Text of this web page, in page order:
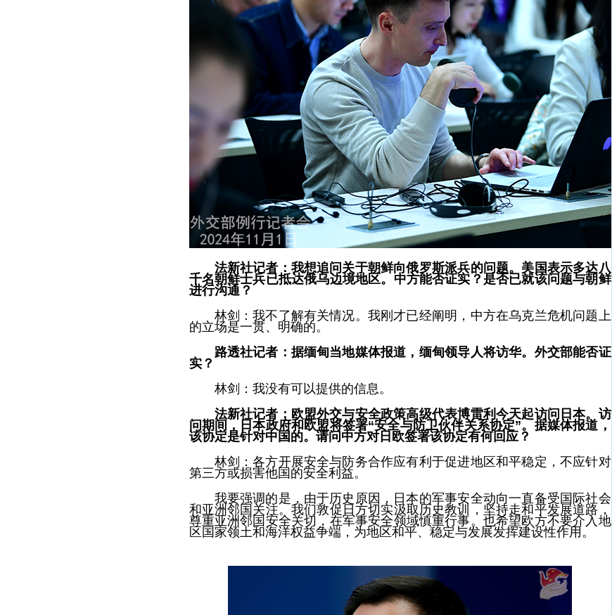
法新社记者：我想追问关于朝鲜向俄罗斯派兵的问题。美国表示多达八
千名朝鲜士兵已抵达俄乌边境地区。中方能否证实？是否已就该问题与朝鲜
进行沟通？
林剑：我不了解有关情况。我刚才已经阐明，中方在乌克兰危机问题上
的立场是一贯、明确的。
路透社记者：据缅甸当地媒体报道，缅甸领导人将访华。外交部能否证
实？
林剑：我没有可以提供的信息。
法新社记者：欧盟外交与安全政策高级代表博雷利今天起访问日本。访
问期间，日本政府和欧盟将签署“安全与防卫伙伴关系协定”。据媒体报道，
该协定是针对中国的。请问中方对日欧签署该协定有何回应？
林剑：各方开展安全与防务合作应有利于促进地区和平稳定，不应针对
第三方或损害他国的安全利益。
我要强调的是，由于历史原因，日本的军事安全动向一直备受国际社会
和亚洲邻国关注。我们敦促日方切实汲取历史教训，坚持走和平发展道路，
尊重亚洲邻国安全关切，在军事安全领域慎重行事。也希望欧方不要介入地
区国家领土和海洋权益争端，为地区和平、稳定与发展发挥建设性作用。